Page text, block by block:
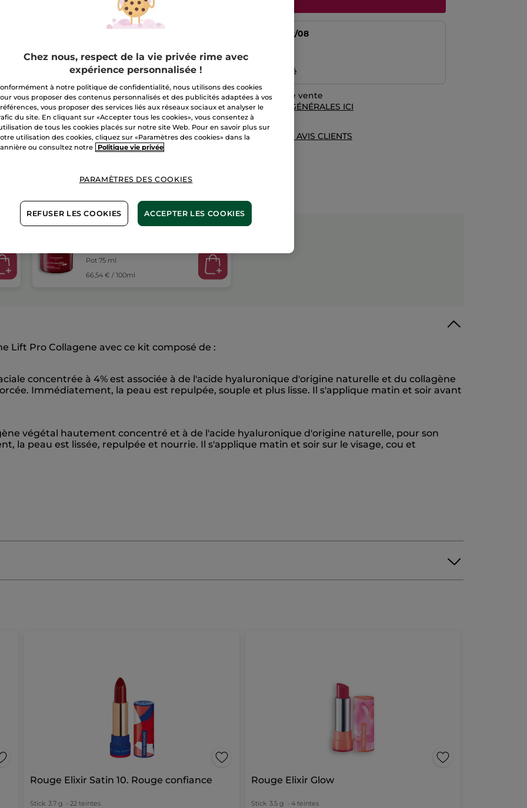
12/08
Paiement sécurisé
Satisfait ou remboursé
Conditions générales de vente
VOIR LES CONDITIONS GÉNÉRALES ICI
Avis clients
VOIR LA POLITIQUE DES AVIS CLIENTS
Pot 75 ml
66,54 € / 100ml
Lift Pro Collagene avec ce kit composé de :
concentrée à 4% est associée à de l'acide hyaluronique d'origine naturelle et du collagène
Immédiatement, la peau est repulpée, souple et plus lisse. Il s'applique matin et soir avant
végétal hautement concentré et à de l'acide hyaluronique d'origine naturelle, pour son
la peau est lissée, repulpée et nourrie. Il s'applique matin et soir sur le visage, cou et
Rouge Elixir Satin 10. Rouge confiance
Stick 3.7 g - 22 teintes
Rouge Elixir Glow
Stick 3.5 g - 4 teintes
Chez nous, respect de la vie privée rime avec
expérience personnalisée !
à notre politique de confidentialité, nous utilisons des cookies
vous proposer des contenus personnalisés et des publicités adaptées à vos
vous proposer des services liés aux réseaux sociaux et analyser le
du site. En cliquant sur «Accepter tous les cookies», vous consentez à
de tous les cookies placés sur notre site Web. Pour en savoir plus sur
utilisation des cookies, cliquez sur «Paramètres des cookies» dans la
ou consultez notre
Politique vie privée
PARAMÈTRES DES COOKIES
REFUSER LES COOKIES ACCEPTER LES COOKIES